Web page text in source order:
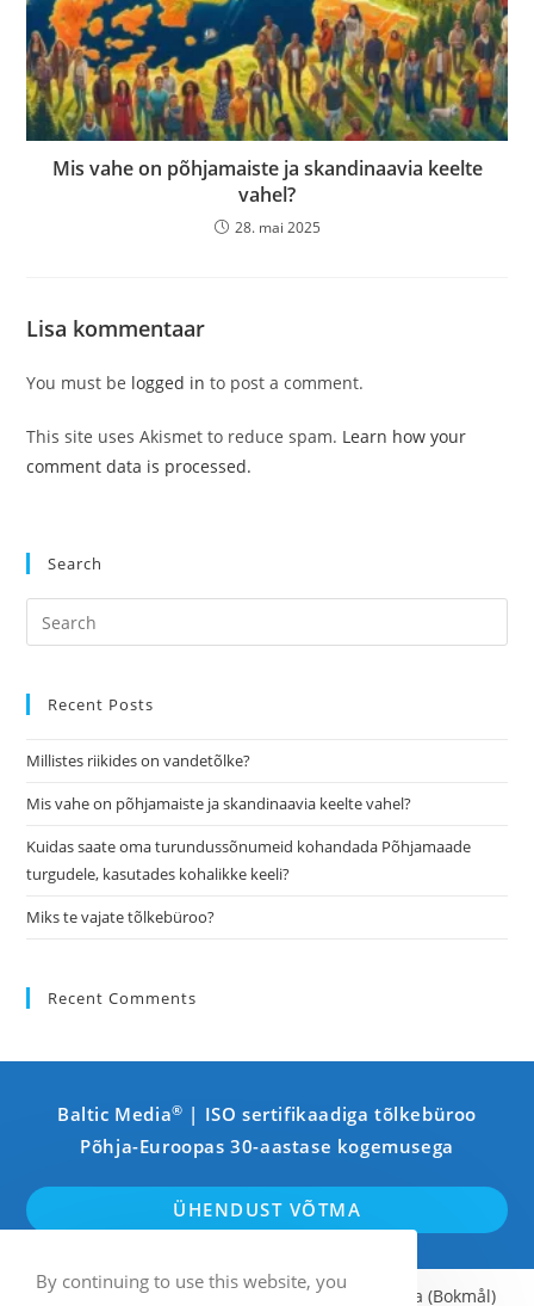
Mis vahe on põhjamaiste ja skandinaavia keelte
vahel?
28. mai 2025
Lisa kommentaar
You must be logged in to post a comment.
This site uses Akismet to reduce spam. Learn how your
comment data is processed.
Search
Recent Posts
Millistes riikides on vandetõlke?
Mis vahe on põhjamaiste ja skandinaavia keelte vahel?
Kuidas saate oma turundussõnumeid kohandada Põhjamaade
turgudele, kasutades kohalikke keeli?
Miks te vajate tõlkebüroo?
Recent Comments
Baltic Media® | ISO sertifikaadiga tõlkebüroo
Põhja-Euroopas 30-aastase kogemusega
ÜHENDUST VÕTMA
Inglise Rootsi Soome Norra (Bokmål)
By continuing to use this website, you